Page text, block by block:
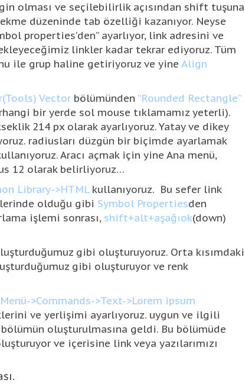
olması ve seçilebilirlik açısından shift tuşuna
düzeninde tab özelliği kazanıyor. Neyse
properties’den” ayarlıyor, link adresini ve
linkler kadar tekrar ediyoruz. Tüm
ile grup haline getiriyoruz ve yine Align
Vector bölümünden “Rounded Rectangle”
bir yerde sol mouse tıklamamız yeterli).
214 px olarak ayarlıyoruz. Yatay ve dikey
radiusları düzgün bir biçimde ayarlamak
Aracı açmak için yine Ana menü,
12 olarak belirliyoruz…
Library->HTMLkullanıyoruz. Bu sefer link
olduğu gibi Symbol Propertiesden
işlemi sonrası, shift+alt+aşağıok(down)
gibi oluşturuyoruz. Orta kısımdaki
gibi oluşturuyor ve renk
>Commands->Text->Lorem ipsum
ve yerlişimi ayarlıyoruz. uygun ve ilgili
oluşturulmasına geldi. Bu bölümüde
ve içerisine link veya yazılarımızı